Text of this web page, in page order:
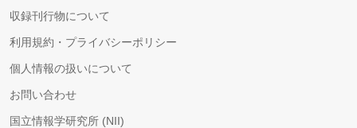
収録刊行物について
利用規約・プライバシーポリシー
個人情報の扱いについて
お問い合わせ
国立情報学研究所 (NII)